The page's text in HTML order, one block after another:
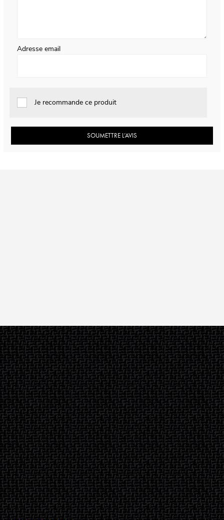
Adresse email
Je recommande ce produit
SOUMETTRE L’AVIS